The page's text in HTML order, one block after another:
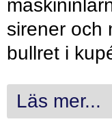
sirener och
bullret i
Läs mer...